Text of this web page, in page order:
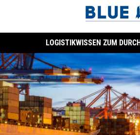
LOGISTIKWISSEN ZUM